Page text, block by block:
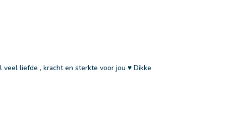
veel liefde , kracht en sterkte voor jou ♥️ Dikke